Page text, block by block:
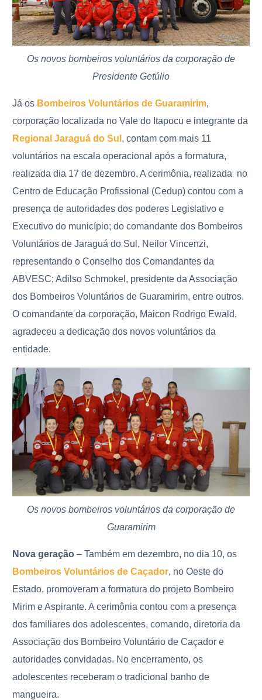
Os novos bombeiros voluntários da corporação de
Presidente Getúlio
Já os Bombeiros Voluntários de Guaramirim,
corporação localizada no Vale do Itapocu e integrante da
Regional Jaraguá do Sul , contam com mais 11
voluntários na escala operacional após a formatura,
realizada dia 17 de dezembro. A cerimônia, realizada no
Centro de Educação Profissional (Cedup) contou com a
presença de autoridades dos poderes Legislativo e
Executivo do município; do comandante dos Bombeiros
Voluntários de Jaraguá do Sul, Neilor Vincenzi,
representando o Conselho dos Comandantes da
ABVESC; Adilso Schmokel, presidente da Associação
dos Bombeiros Voluntários de Guaramirim, entre outros.
O comandante da corporação, Maicon Rodrigo Ewald,
agradeceu adedicação dos novos voluntários da
entidade.
Os novos bombeiros voluntários da corporação de
Guaramirim
Nova geração – Também em dezembro, no dia 10, os
Bombeiros Voluntários de Caçador, no Oeste do
Estado, promoveram a formatura do projeto Bombeiro
Mirim e Aspirante. A cerimônia contou com a presença
dos familiares dos adolescentes, comando, diretoria da
Associação dos Bombeiro Voluntário de Caçador e
autoridades convidadas. No encerramento, os
adolescentes receberam o tradicional banho de
mangueira.